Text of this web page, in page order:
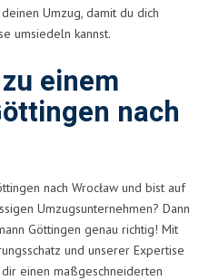
Umzug, damit du dich
umsiedeln kannst.
einem
nach
nach Wrocław und bist auf
Umzugsunternehmen? Dann
Göttingen genau richtig! Mit
und unserer Expertise
einen maßgeschneiderten